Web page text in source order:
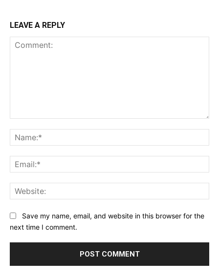
LEAVE A REPLY
Save my name, email, and website in this browser for the
next time I comment.